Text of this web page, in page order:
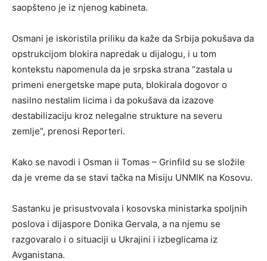
saopšteno je iz njenog kabineta.
Osmani je iskoristila priliku da kaže da Srbija pokušava da
opstrukcijom blokira napredak u dijalogu, i u tom
kontekstu napomenula da je srpska strana “zastala u
primeni energetske mape puta, blokirala dogovor o
nasilno nestalim licima i da pokušava da izazove
destabilizaciju kroz nelegalne strukture na severu
zemlje”, prenosi Reporteri.
Kako se navodi i Osman ii Tomas – Grinfild su se složile
da je vreme da se stavi tačka na Misiju UNMIK na Kosovu.
Sastanku je prisustvovala i kosovska ministarka spoljnih
poslova i dijaspore Donika Gervala, a na njemu se
razgovaralo i o situaciji u Ukrajini i izbeglicama iz
Avganistana.